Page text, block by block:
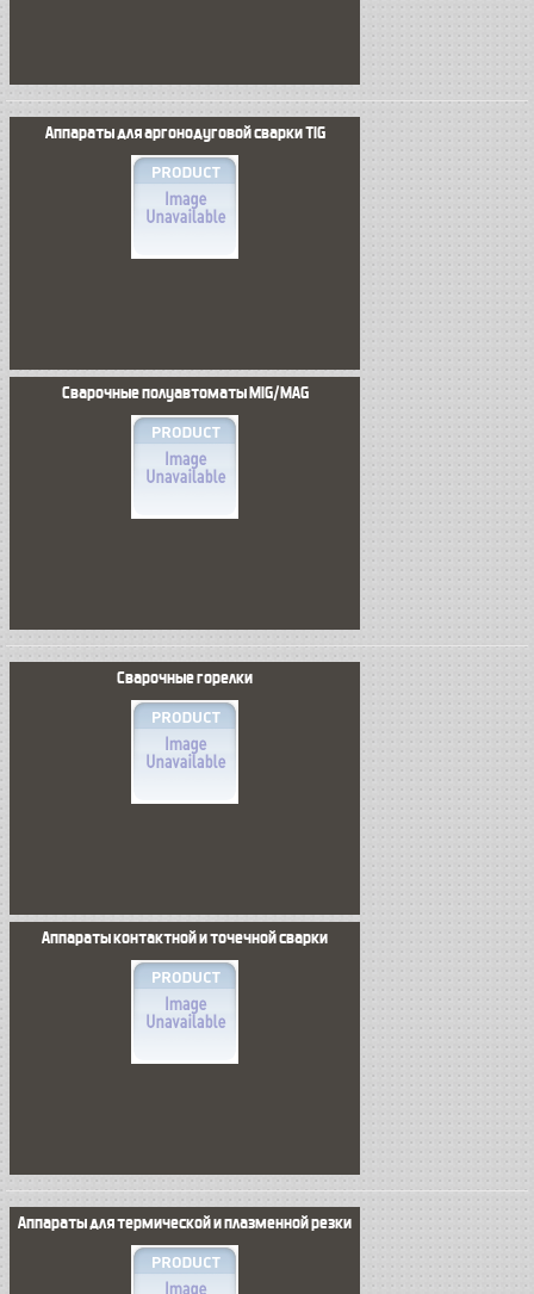
Аппараты для аргонодуговой сварки TIG
Сварочные полуавтоматы MIG/MAG
Сварочные горелки
Аппараты контактной и точечной сварки
Аппараты для термической и плазменной резки